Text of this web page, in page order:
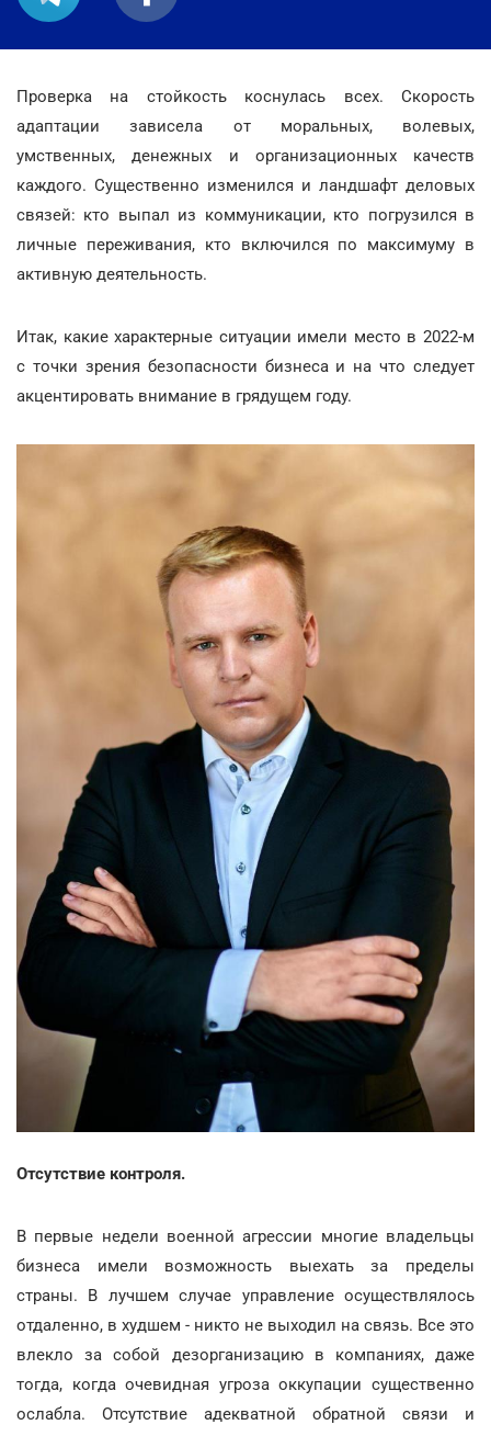
Проверка на стойкость коснулась всех. Скорость
адаптации зависела от моральных, волевых,
умственных, денежных и организационных качеств
каждого. Существенно изменился и ландшафт деловых
связей: кто выпал из коммуникации, кто погрузился в
личные переживания, кто включился по максимуму в
активную деятельность.
Итак, какие характерные ситуации имели место в 2022-м
с точки зрения безопасности бизнеса и на что следует
акцентировать внимание в грядущем году.
Отсутствие контроля.
В первые недели военной агрессии многие владельцы
бизнеса имели возможность выехать за пределы
страны. В лучшем случае управление осуществлялось
отдаленно, в худшем - никто не выходил на связь. Все это
влекло за собой дезорганизацию в компаниях, даже
тогда, когда очевидная угроза оккупации существенно
ослабла. Отсутствие адекватной обратной связи и